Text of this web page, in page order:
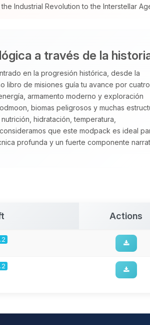
Industrial Revolution to the Interstellar
a través de la
en la progresión histórica, desde la
libro de misiones guía tu avance por cuatro
armamento moderno y exploración
biomas peligrosos y muchas
hidratación, temperatura,
consideramos que este modpack es ideal
profunda y un fuerte componente
Actions